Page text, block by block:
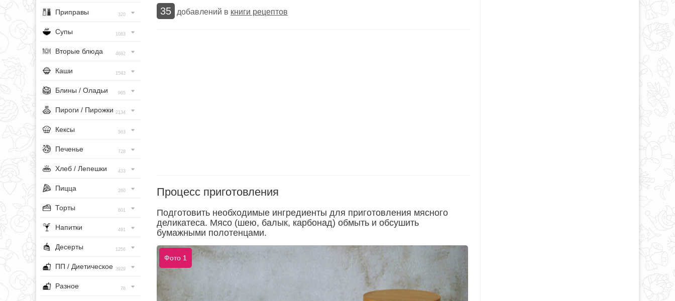
Приправы 320
Супы 1083
Вторые блюда 4682
Каши 1543
Блины / Оладьи 965
Пироги / Пирожки 2134
Кексы 563
Печенье 728
Хлеб / Лепешки 433
Пицца 260
Торты 801
Напитки 491
Десерты 1256
ПП / Диетическое 3929
Разное 76
35 добавлений в книги рецептов
Процесс приготовления
Подготовить необходимые ингредиенты для приготовления мясного
деликатеса. Мясо (шею, балык, карбонад) обмыть и обсушить
бумажными полотенцами.
Фото 1